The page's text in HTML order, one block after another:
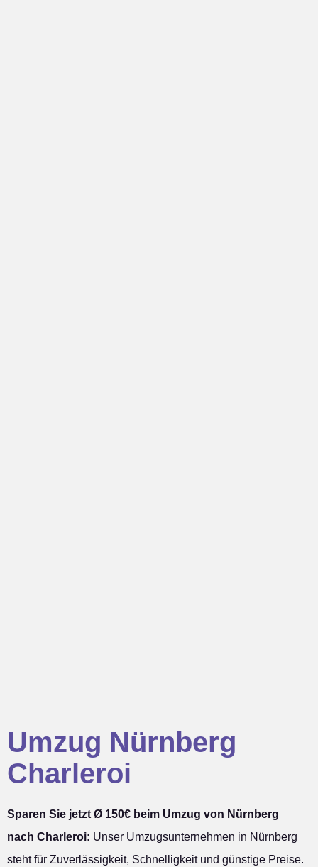
Umzug Nürnberg
Charleroi
Sparen Sie jetzt Ø 150€ beim Umzug von Nürnberg
nach Charleroi: Unser Umzugsunternehmen in Nürnberg
steht für Zuverlässigkeit, Schnelligkeit und günstige Preise.